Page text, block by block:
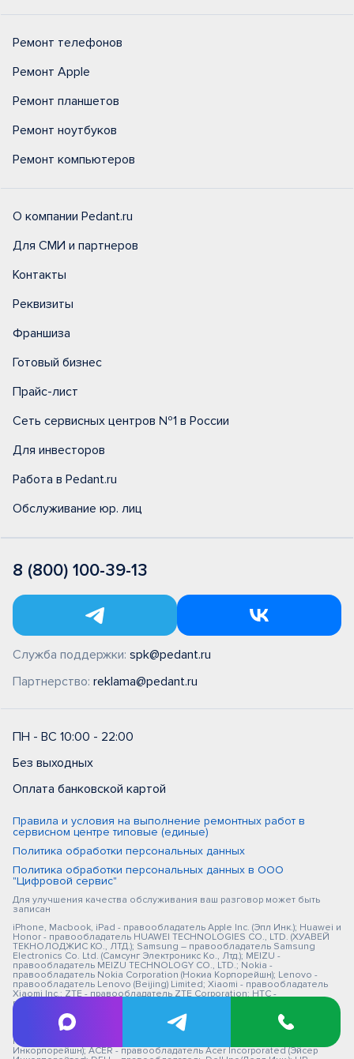
Ремонт телефонов
Ремонт Apple
Ремонт планшетов
Ремонт ноутбуков
Ремонт компьютеров
О компании Pedant.ru
Для СМИ и партнеров
Контакты
Реквизиты
Франшиза
Готовый бизнес
Прайс-лист
Сеть сервисных центров №1 в России
Для инвесторов
Работа в Pedant.ru
Обслуживание юр. лиц
8 (800) 100-39-13
Служба поддержки: spk@pedant.ru
Партнерство: reklama@pedant.ru
ПН - ВС 10:00 - 22:00
Без выходных
Оплата банковской картой
Правила и условия на выполнение ремонтных работ в
сервисном центре типовые (единые)
Политика обработки персональных данных
Политика обработки персональных данных в ООО
"Цифровой сервис"
Для улучшения качества обслуживания ваш разговор может быть
записан
iPhone, Macbook, iPad - правообладатель Apple Inc. (Эпл Инк.); Huawei и
Honor - правообладатель HUAWEI TECHNOLOGIES CO., LTD. (ХУАВЕЙ
ТЕКНОЛОДЖИС КО., ЛТД.); Samsung – правообладатель Samsung
Electronics Co. Ltd. (Самсунг Электроникс Ко., Лтд.); MEIZU -
правообладатель MEIZU TECHNOLOGY CO., LTD.; Nokia -
правообладатель Nokia Corporation (Нокиа Корпорейшн); Lenovo -
правообладатель Lenovo (Beijing) Limited; Xiaomi - правообладатель
Xiaomi Inc.; ZTE - правообладатель ZTE Corporation; HTC -
правообладатель HTC CORPORATION (Эйч-Ти-Си КОРПОРЕЙШН); LG -
правообладатель LG Corp. (ЭлДжи Корп.); Philips - правообладатель
Koninklijke Philips N.V. (Конинклийке Филипс Н.В.); Sony -
правообладатель Sony Corporation (Сони Корпорейшн); ASUS -
правообладатель ASUSTeK Computer Inc. (Асустек Компьютер
Инкорпорейшн); ACER - правообладатель Acer Incorporated (Эйсер